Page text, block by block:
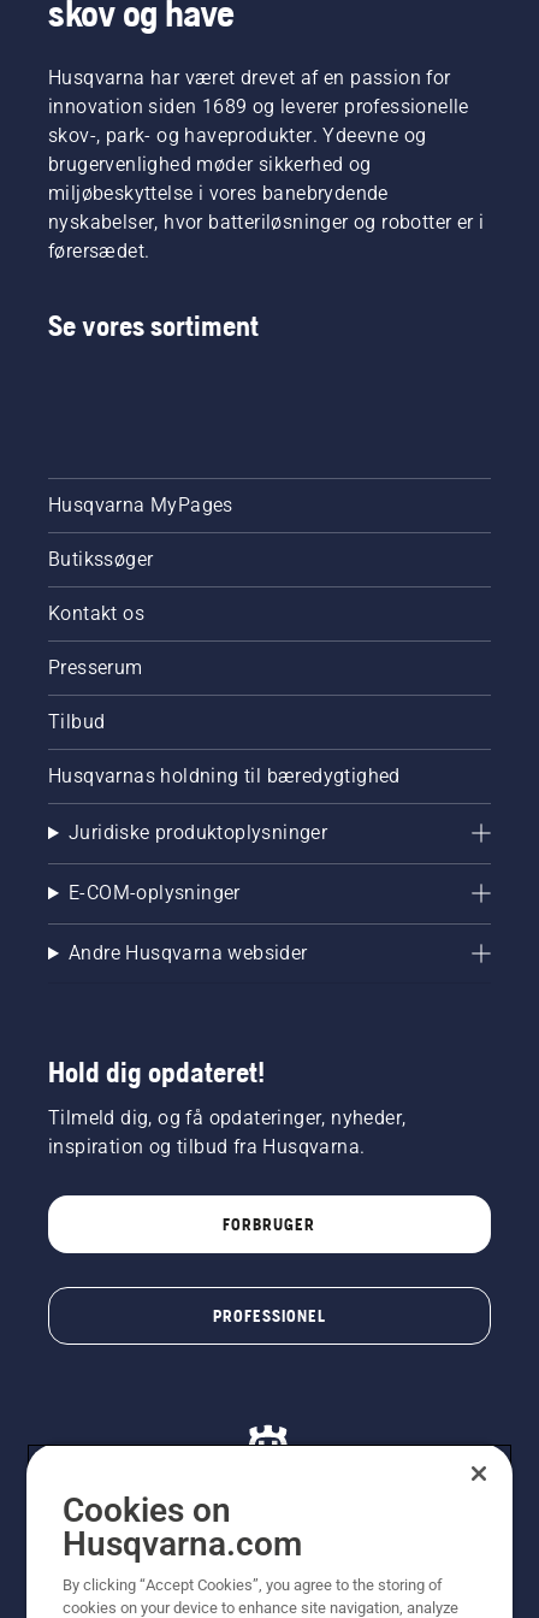
Og de er
vores
krævende
brugere.
og mere
effektivt
snit. Se
denne
korte
video
om,
skov og have
Husqvarna har været drevet af en passion for
innovation siden 1689 og leverer professionelle
skov-, park- og haveprodukter. Ydeevne og
brugervenlighed møder sikkerhed og
miljøbeskyttelse i vores banebrydende
nyskabelser, hvor batteriløsninger og robotter er i
førersædet.
Se vores sortiment
Husqvarna MyPages
Butikssøger
Kontakt os
Presserum
Tilbud
Husqvarnas holdning til bæredygtighed
Juridiske produktoplysninger
E-COM-oplysninger
Andre Husqvarna websider
Hold dig opdateret!
Tilmeld dig, og få opdateringer, nyheder,
inspiration og tilbud fra Husqvarna.
FORBRUGER
PROFESSIONEL
viste priser er vejledende udsalgspriser. Der tages
Cookies on
Husqvarna.com
By clicking “Accept Cookies”, you agree to the storing of
cookies on your device to enhance site navigation, analyze